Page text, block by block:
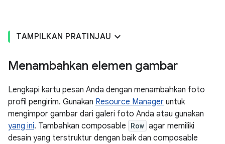
TAMPILKAN PRATINJAU
Menambahkan elemen gambar
Lengkapi kartu pesan Anda dengan menambahkan foto
profil pengirim. Gunakan Resource Manager untuk
mengimpor gambar dari galeri foto Anda atau gunakan
yang ini. Tambahkan composable Row agar memiliki
desain yang terstruktur dengan baik dan composable